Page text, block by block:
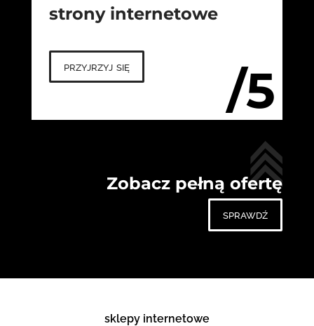
/5
strony internetowe
przyjrzyj się
Zobacz pełną ofertę
sprawdź
sklepy internetowe